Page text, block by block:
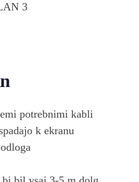
3
potrebnimi kabli
k ekranu